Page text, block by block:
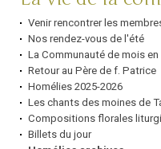
Venir rencontrer les
Nos rendez-vous de l'été
La Communauté de mois
Retour au Père de f. Patrice
Homélies 2025-2026
Les chants des moines de
Compositions florales
Billets du jour